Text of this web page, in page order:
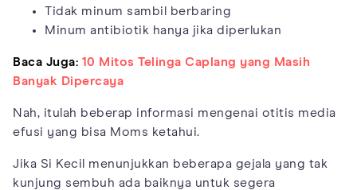
Tidak minum sambil berbaring
Minum antibiotik hanya jika diperlukan
Baca Juga: 10 Mitos Telinga Caplang yang Masih
Banyak Dipercaya
Nah, itulah beberap informasi mengenai otitis media
efusi yang bisa Moms ketahui.
Jika Si Kecil menunjukkan beberapa gejala yang tak
kunjung sembuh ada baiknya untuk segera